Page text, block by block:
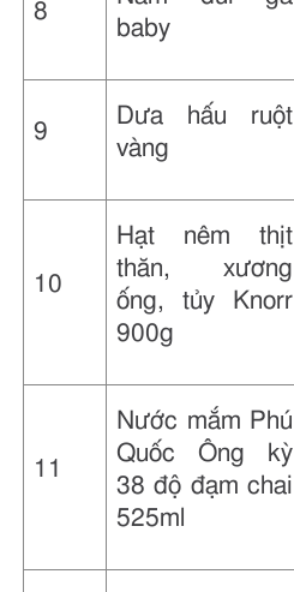
8
baby
9
Dưa hấu ruột
vàng
10
Hạt nêm thịt
thăn, xương
ống, tủy Knorr
900g
11
Nước mắm Phú
Quốc Ông kỳ
38 độ đạm chai
525ml